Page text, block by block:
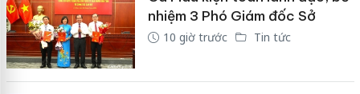
nhiệm 3 Phó Giám đốc Sở
10 giờ trước Tin tức